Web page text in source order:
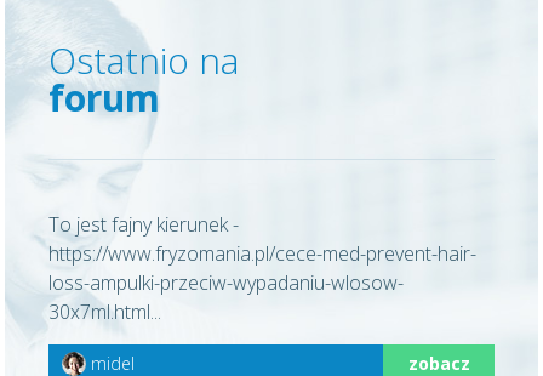
Ostatnio na
forum
To jest fajny kierunek -
https://www.fryzomania.pl/cece-med-prevent-hair-
loss-ampulki-przeciw-wypadaniu-wlosow-
30x7ml.html...
midel zobacz